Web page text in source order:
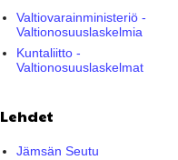
Valtiovarainministeriö -
Valtionosuuslaskelmia
Kuntaliitto -
Valtionosuuslaskelmat
Lehdet
Jämsän Seutu